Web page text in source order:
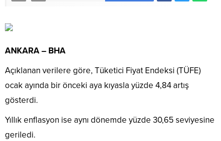
ANKARA – BHA
Açıklanan verilere göre, Tüketici Fiyat Endeksi (TÜFE)
ocak ayında bir önceki aya kıyasla yüzde 4,84 artış
gösterdi.
Yıllık enflasyon ise aynı dönemde yüzde 30,65 seviyesine
geriledi.